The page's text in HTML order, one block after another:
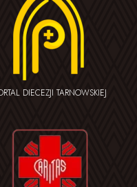
DIECEZJI TARNOWSKIEJ